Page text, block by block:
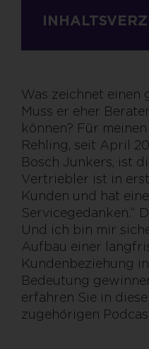
Was zeichnet einen
Muss er eher
können? Für
Rehling, seit April
Bosch Junkers, ist
Vertriebler ist in
Kunden und hat
Servicegedanken.“
Und ich bin mir
Aufbau einer
Kundenbeziehung
Bedeutung
erfahren Sie in
zugehörigen